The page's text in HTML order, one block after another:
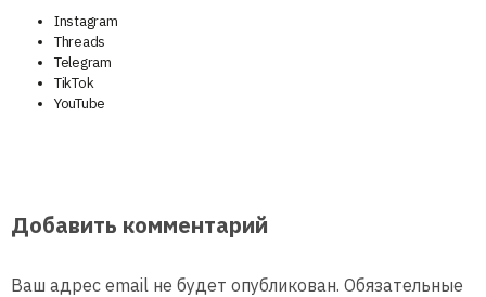
Instagram
Threads
Telegram
TikTok
YouTube
Добавить комментарий
Ваш адрес email не будет опубликован. Обязательные